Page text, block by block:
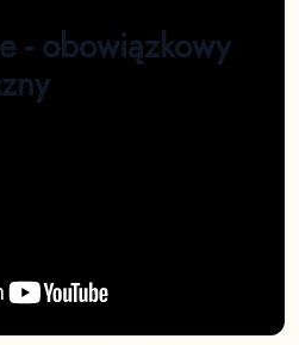
- obowiązkowy
ramach programu Czyste
dofinansowanie należy: